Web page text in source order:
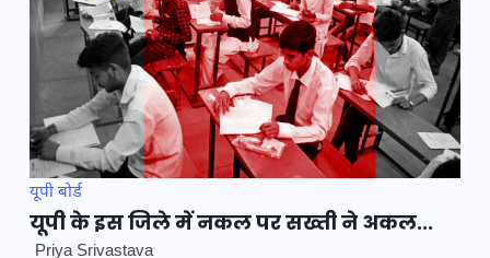
यूपी बोर्ड
यूपी के इस जिले में नकल पर सख्ती ने अकल...
Priya Srivastava